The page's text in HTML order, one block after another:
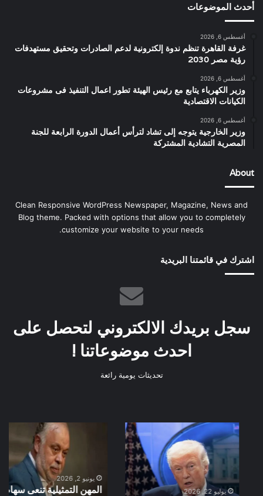
أحدث الموضوعات
أغسطس 6, 2026
غرفة القاهرة تنظم ندوة إلكترونية لدعم الصادرات وتحقيق مستهدفات
رؤية مصر 2030
أغسطس 6, 2026
وزير الكهرباء يتابع مع رئيس الهيئة تطور اعمال التنفيذ فى مشروعات
الكيانات الاقتصادية
أغسطس 6, 2026
وزير الخارجية يتوجه إلى تشاد لترأس أعمال الدورة الرابعة للجنة
المصرية التشادية المشتركة
About
Clean Responsive WordPress Newspaper, Magazine, News and
Blog theme. Packed with options that allow you to completely
customize your website to your needs.
اشترك في قائمتنا البريدية
سجل بريدك الالكتروني لتحصل على
احدث موضوعاتنا !
تحديثات يومية رائعة
ترامب
أغرق
أزمات
متعددةيوليو 22, 2026
يونيو 2, 2026
المهن التمثيلية تنعى سهام